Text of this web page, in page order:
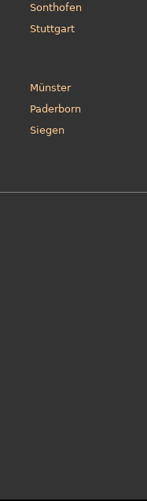
Sonthofen
Stuttgart
Münster
Paderborn
Siegen